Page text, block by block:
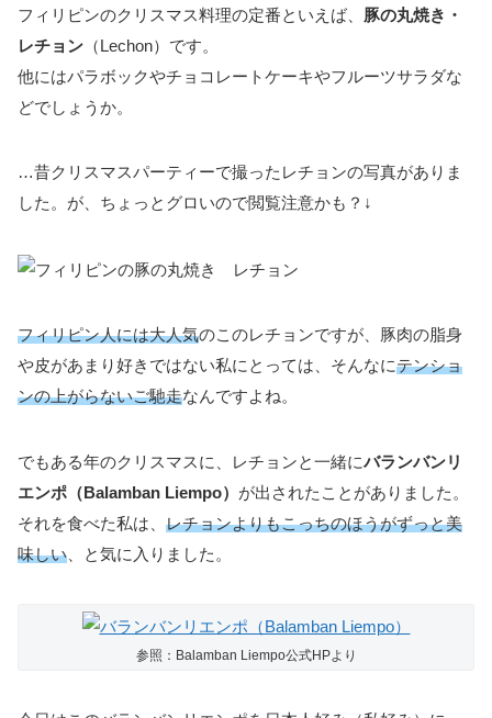
フィリピンのクリスマス料理の定番といえば、 豚の丸焼き・
レチョン （Lechon）です。
他にはパラボックやチョコレートケーキやフルーツサラダな
どでしょうか。
…昔クリスマスパーティーで撮ったレチョンの写真がありま
した。が、ちょっとグロいので閲覧注意かも？↓
フィリピン人には大人気のこのレチョンですが、豚肉の脂身
や皮があまり好きではない私にとっては、そんなにテンショ
ンの上がらないご馳走なんですよね。
でもある年のクリスマスに、レチョンと一緒にバランバンリ
エンポ（Balamban Liempo） が出されたことがありました。
それを食べた私は、 レチョンよりもこっちのほうがずっと美
味しい 、と気に入りました。
参照：Balamban Liempo公式HPより